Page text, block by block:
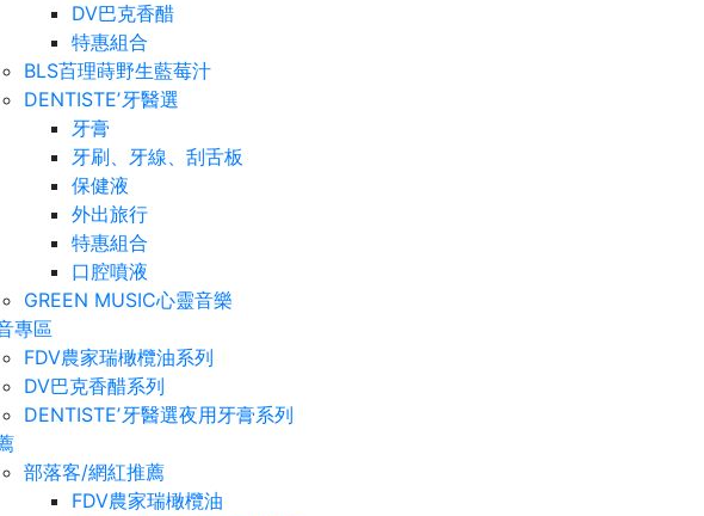
DV巴克香醋
特惠組合
BLS苩理蒔野生藍莓汁
DENTISTEʼ牙醫選
牙膏
牙刷、牙線、刮舌板
保健液
外出旅行
特惠組合
口腔噴液
GREEN MUSIC心靈音樂
專區
FDV農家瑞橄欖油系列
DV巴克香醋系列
DENTISTEʼ牙醫選夜用牙膏系列
部落客/網紅推薦
FDV農家瑞橄欖油